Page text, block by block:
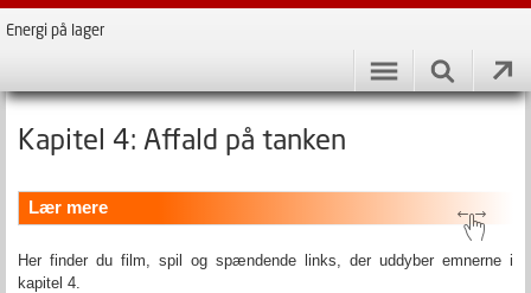
Energi på lager
Kapitel 4: Affald på tanken
Lær mere
Her finder du film, spil og spændende links, der uddyber emnerne i
kapitel 4.